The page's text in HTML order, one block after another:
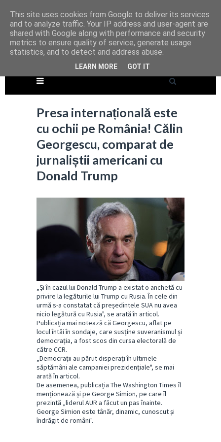
Presa internațională este
cu ochii pe România! Călin
Georgescu, comparat de
jurnaliștii americani cu
Donald Trump
„Și în cazul lui Donald Trump a existat o anchetă cu
privire la legăturile lui Trump cu Rusia. În cele din
urmă s-a constatat că președintele SUA nu avea
nicio legătură cu Rusia", se arată în articol.
Publicația mai notează că Georgescu, aflat pe
locul întâi în sondaje, care susține suveranismul și
democrația, a fost scos din cursa electorală de
către CCR.
„Democrații au părut disperați în ultimele
săptămâni ale campaniei prezidențiale", se mai
arată în articol.
De asemenea, publicația The Washington Times îl
menționează și pe George Simion, pe care îl
prezintă „liderul AUR a făcut un pas înainte.
George Simion este tânăr, dinamic, cunoscut și
îndrăgit de români".
This site uses cookies from Google to deliver its services
and to analyze traffic. Your IP address and user-agent are
shared with Google along with performance and security
metrics to ensure quality of service, generate usage
statistics, and to detect and address abuse.
LEARN MORE GOT IT